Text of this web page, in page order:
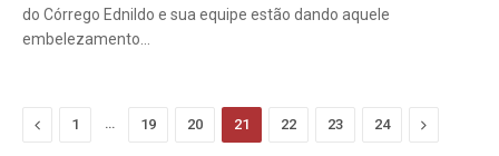
do Córrego Ednildo e sua equipe estão dando aquele
embelezamento…
Previous
1 … 19 20 21 22 23 24 Next